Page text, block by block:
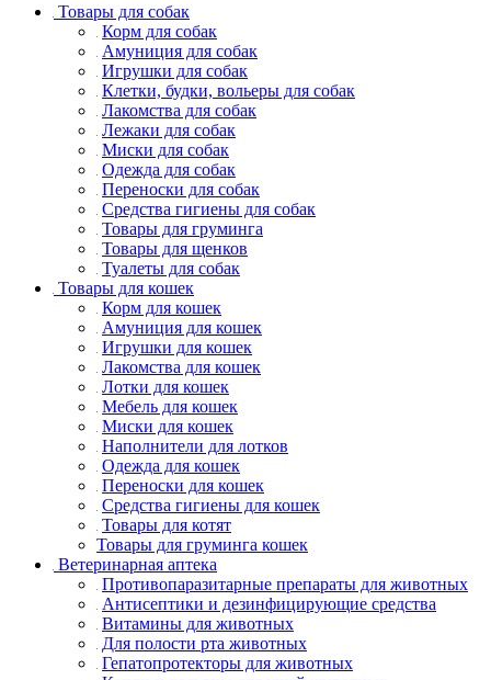
Товары для собак
Корм для собак
Амуниция для собак
Игрушки для собак
Клетки, будки, вольеры для собак
Лакомства для собак
Лежаки для собак
Миски для собак
Одежда для собак
Переноски для собак
Средства гигиены для собак
Товары для груминга
Товары для щенков
Туалеты для собак
Товары для кошек
Корм для кошек
Амуниция для кошек
Игрушки для кошек
Лакомства для кошек
Лотки для кошек
Мебель для кошек
Миски для кошек
Наполнители для лотков
Одежда для кошек
Переноски для кошек
Средства гигиены для кошек
Товары для котят
Товары для груминга кошек
Ветеринарная аптека
Противопаразитарные препараты для животных
Антисептики и дезинфицирующие средства
Витамины для животных
Для полости рта животных
Гепатопротекторы для животных